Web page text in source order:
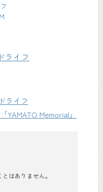
ライフ
ライフ
YAMATO Memorial」
はありません。